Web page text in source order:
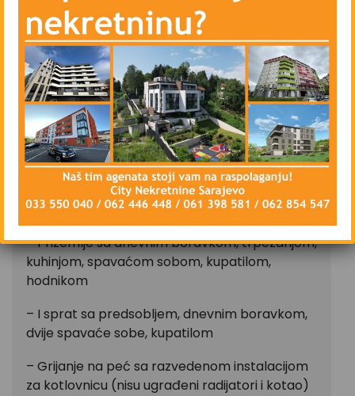
Kuća se nalazi u ulici Vlakovo, u istoimenom
naselju, općina Ilidža. U neposrednoj blizini iste
nalazi se supermarket, ambulanta porodične
medicine, priključak na autoput, a svega par
minuta je udaljena od osnovne škole, pošte,
Blažuja i Mostarskog raskršća.
Kvadratura kuće u osnovi iznosi 149 m2, korisne
površine cca 250 m2, a ista se nalazi na
zemljištu površine 2.221 m2.
Kuća posjeduje:
– Prizemlje sa dnevnim boravkom, trpezarijom,
kuhinjom, spavaćom sobom, kupatilom,
hodnikom
– I sprat sa predsobljem, dnevnim boravkom,
dvije spavaće sobe, kupatilom
– Grijanje na peć sa razvedenom instalacijom
za kotlovnicu (nisu ugrađeni radijatori i kotao)